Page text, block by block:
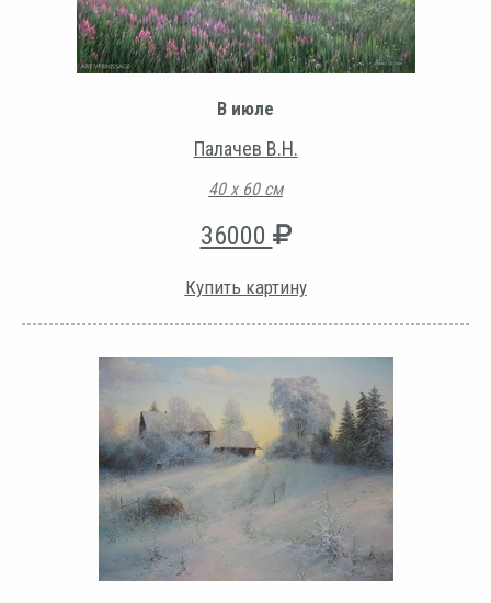
В июле
Палачев В.Н.
40 х 60 см
36000
Купить картину